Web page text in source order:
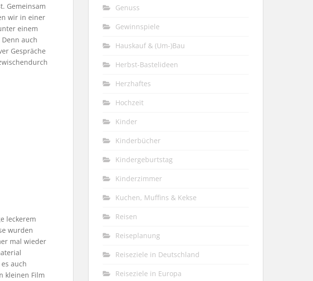
Gemeinsam
wir in einer
einem
auch
Gespräche
leckerem
wurden
mal wieder
auch
kleinen Film
Genuss
Gewinnspiele
Hauskauf & (Um-)Bau
Herbst-Bastelideen
Herzhaftes
Hochzeit
Kinder
Kinderbücher
Kindergeburtstag
Kinderzimmer
Kuchen, Muffins & Kekse
Reisen
Reiseplanung
Reiseziele in Deutschland
Reiseziele in Europa